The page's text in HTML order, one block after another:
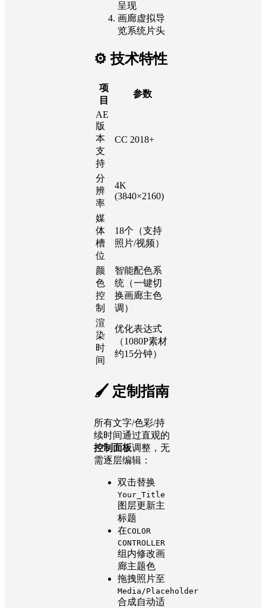
呈现
画廊虚拟导
览系统片头
⚙️ 技术特性
项
目
参数
AE
版
本
支
持
CC 2018+
分
辨
率
4K
(3840×2160)
媒
体
槽
位
18个（支持
照片/视频）
颜
色
控
制
智能配色系
统（一键切
换画廊主色
调）
渲
染
时
间
优化表达式
（1080P素材
约15分钟）
🖌️ 定制指南
所有文字/色彩/持
续时间通过直观的
控制面板调整，无
需逐层编辑：
双击替换
Your_Title
图层更新主
标题
在COLOR
CONTROLLER
组内修改画
廊主题色
拖拽照片至
Media/Placeholder
合成自动适